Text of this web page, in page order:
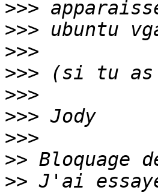
>>>
>>>
>>>
>>>
>>>
>>>
>>>
>>
>> J'ai